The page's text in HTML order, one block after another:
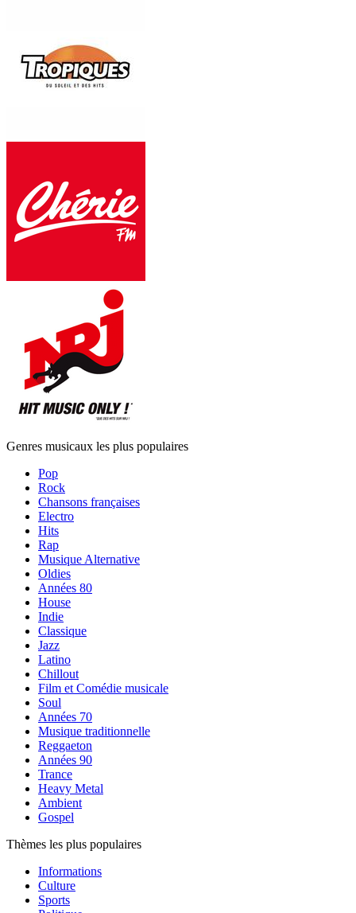
Genres musicaux les plus populaires
Pop
Rock
Chansons françaises
Electro
Hits
Rap
Musique Alternative
Oldies
Années 80
House
Indie
Classique
Jazz
Latino
Chillout
Film et Comédie musicale
Soul
Années 70
Musique traditionnelle
Reggaeton
Années 90
Trance
Heavy Metal
Ambient
Gospel
Thèmes les plus populaires
Informations
Culture
Sports